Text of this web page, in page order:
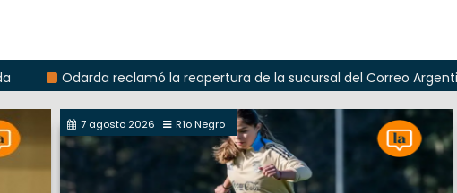
Odarda reclamó la reapertura de la sucursal del Correo Argentino en
7 agosto 2026 Río Negro